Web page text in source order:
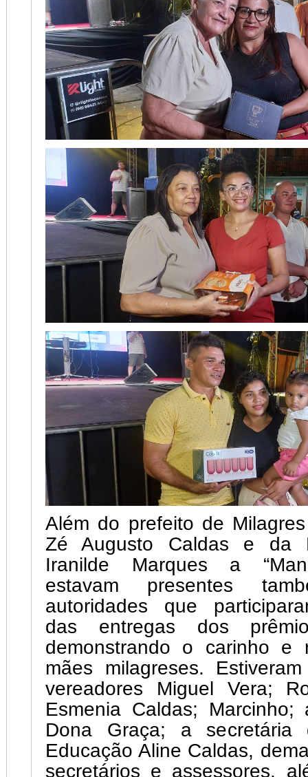
Além do prefeito de
Zé Augusto Caldas e da
Iranilde Marques a
estavam presentes
autoridades que
das entregas dos
demonstrando o carinho e
mães milagreses.
vereadores Miguel Vera;
Esmenia Caldas; Marcinho;
Dona Graça; a
Educação Aline Caldas,
secretários e assessores,